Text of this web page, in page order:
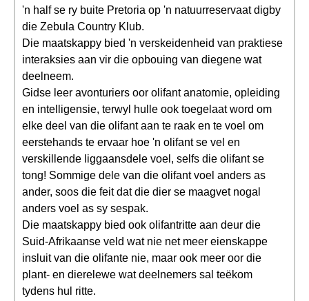
'n half se ry buite Pretoria op 'n natuurreservaat digby
die Zebula Country Klub.
Die maatskappy bied 'n verskeidenheid van praktiese
interaksies aan vir die opbouing van diegene wat
deelneem.
Gidse leer avonturiers oor olifant anatomie, opleiding
en intelligensie, terwyl hulle ook toegelaat word om
elke deel van die olifant aan te raak en te voel om
eerstehands te ervaar hoe 'n olifant se vel en
verskillende liggaansdele voel, selfs die olifant se
tong! Sommige dele van die olifant voel anders as
ander, soos die feit dat die dier se maagvet nogal
anders voel as sy sespak.
Die maatskappy bied ook olifantritte aan deur die
Suid-Afrikaanse veld wat nie net meer eienskappe
insluit van die olifante nie, maar ook meer oor die
plant- en dierelewe wat deelnemers sal teëkom
tydens hul ritte.